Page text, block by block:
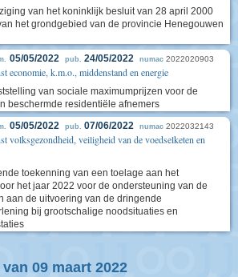
van het koninklijk besluit van 28 april 2000
het grondgebied van de provincie Henegouwen
05/05/2022 pub. 24/05/2022 numac 2022020903
economie, k.m.o., middenstand en energie
van sociale maximumprijzen voor de
beschermde residentiële afnemers
05/05/2022 pub. 07/06/2022 numac 2022032143
volksgezondheid, veiligheid van de voedselketen en
toekenning van een toelage aan het
het jaar 2022 voor de ondersteuning van de
aan de uitvoering van de dringende
bij grootschalige noodsituaties en
09 maart 2022